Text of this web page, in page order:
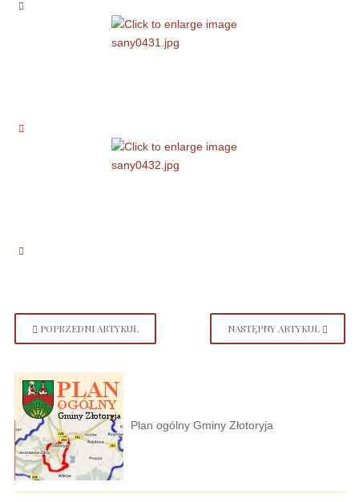
POPRZEDNI ARTYKUŁ NASTĘPNY ARTYKUŁ
Plan ogólny Gminy Złotoryja